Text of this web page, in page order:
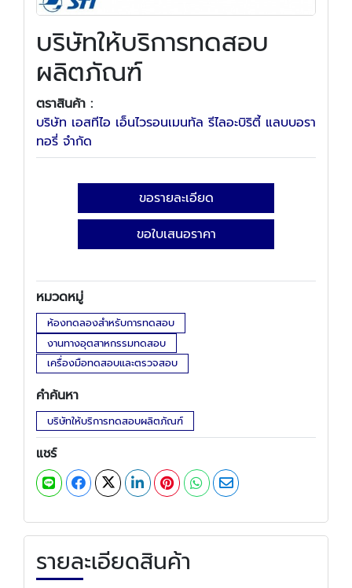
บริษัทให้บริการทดสอบ
ผลิตภัณฑ์
ตราสินค้า :
บริษัท เอสทีไอ เอ็นไวรอนเมนทัล รีไลอะบิริตี้ แลบบอรา
ทอรี่ จำกัด
ขอรายละเอียด
ขอใบเสนอราคา
หมวดหมู่
ห้องทดลองสำหรับการทดสอบ
งานทางอุตสาหกรรมทดสอบ
เครื่องมือทดสอบและตรวจสอบ
คำค้นหา
บริษัทให้บริการทดสอบผลิตภัณฑ์
แชร์
รายละเอียดสินค้า